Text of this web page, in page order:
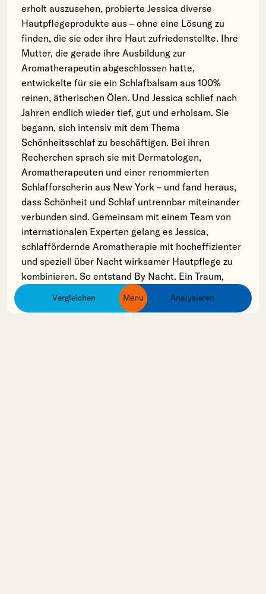
Vergleichen Menu Analysieren
ingredients
products
brands
erholt auszusehen, probierte Jessica diverse
Hautpflegeprodukte aus – ohne eine Lösung zu
finden, die sie oder ihre Haut zufriedenstellte. Ihre
Mutter, die gerade ihre Ausbildung zur
Aromatherapeutin abgeschlossen hatte,
entwickelte für sie ein Schlafbalsam aus 100%
reinen, ätherischen Ölen. Und Jessica schlief nach
Jahren endlich wieder tief, gut und erholsam. Sie
begann, sich intensiv mit dem Thema
Schönheitsschlaf zu beschäftigen. Bei ihren
Recherchen sprach sie mit Dermatologen,
Aromatherapeuten und einer renommierten
Schlafforscherin aus New York – und fand heraus,
dass Schönheit und Schlaf untrennbar miteinander
verbunden sind. Gemeinsam mit einem Team von
internationalen Experten gelang es Jessica,
schlaffördernde Aromatherapie mit hocheffizienter
und speziell über Nacht wirksamer Hautpflege zu
kombinieren. So entstand By Nacht. Ein Traum,
geboren aus schlaflosen Nächten.